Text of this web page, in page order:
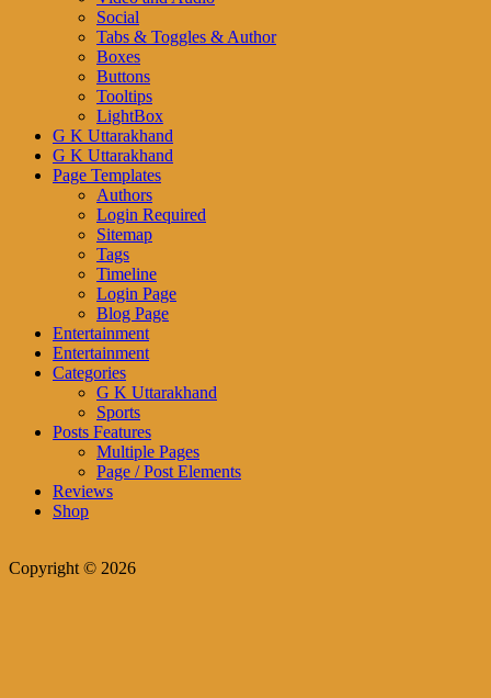
Social
Tabs & Toggles & Author
Boxes
Buttons
Tooltips
LightBox
G K Uttarakhand
G K Uttarakhand
Page Templates
Authors
Login Required
Sitemap
Tags
Timeline
Login Page
Blog Page
Entertainment
Entertainment
Categories
G K Uttarakhand
Sports
Posts Features
Multiple Pages
Page / Post Elements
Reviews
Shop
Copyright © 2026